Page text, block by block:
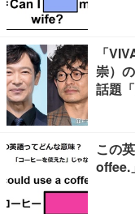
「
崇）
話題
この
offee.」